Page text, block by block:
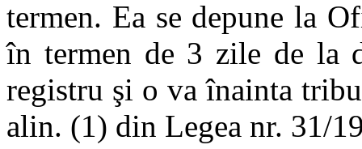
termen. Ea se depune la
în termen de 3 zile de la
registru şi o va înainta
alin. (1) din Legea nr. 31/